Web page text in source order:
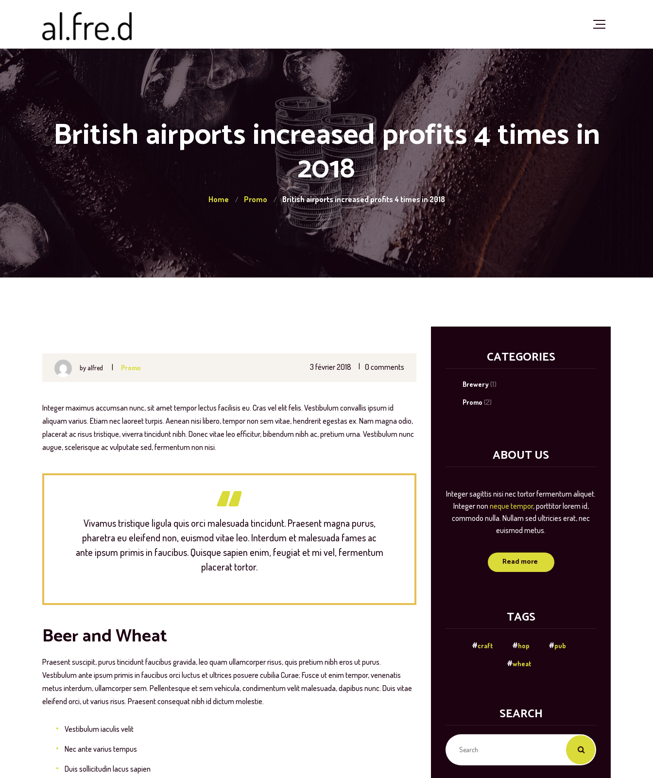
British airports increased profits 4 times in
2018
Home Promo British airports increased profits 4 times in 2018
byalfred Promo 3 février 2018 0 comments
Integer maximus accumsan nunc, sit amet tempor lectus facilisis eu. Cras vel elit felis. Vestibulum convallis ipsum id
aliquam varius. Etiam nec laoreet turpis. Aenean nisi libero, tempor non sem vitae, hendrerit egestas ex. Nam magna odio,
placerat ac risus tristique, viverra tincidunt nibh. Donec vitae leo efficitur, bibendum nibh ac, pretium urna. Vestibulum nunc
augue, scelerisque ac vulputate sed, fermentum non nisi.
Vivamus tristique ligula quis orci malesuada tincidunt. Praesent magna purus,
pharetra eu eleifend non, euismod vitae leo. Interdum et malesuada fames ac
ante ipsum primis in faucibus. Quisque sapien enim, feugiat et mi vel, fermentum
placerat tortor.
Beer and Wheat
Praesent suscipit, purus tincidunt faucibus gravida, leo quam ullamcorper risus, quis pretium nibh eros ut purus.
Vestibulum ante ipsum primis in faucibus orci luctus et ultrices posuere cubilia Curae; Fusce ut enim tempor, venenatis
metus interdum, ullamcorper sem. Pellentesque et sem vehicula, condimentum velit malesuada, dapibus nunc. Duis vitae
eleifend orci, ut varius risus. Praesent consequat nibh id dictum molestie.
Vestibulum iaculis velit
Nec ante varius tempus
Duis sollicitudin lacus sapien
CATEGORIES
Brewery (1)
Promo (2)
ABOUT US
Integer sagittis nisi nec tortor fermentum aliquet.
Integer non neque tempor, porttitor lorem id,
commodo nulla. Nullam sed ultricies erat, nec
euismod metus.
Read more
TAGS
craft hop pub
wheat
SEARCH